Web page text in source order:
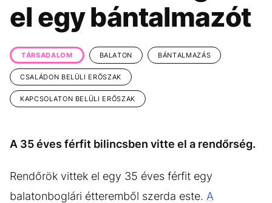
ÉLETMÓD DESIGN
BESZÉLGETÉSEK ARCOK
VIDEÓ
GASZTRO
el egy bántalmazót
TÁRSADALOM BALATON BÁNTALMAZÁS
CSALÁDON BELÜLI ERŐSZAK
KAPCSOLATON BELÜLI ERŐSZAK
A 35 éves férfit bilincsben vitte el a rendőrség.
Rendőrök vittek el egy 35 éves férfit egy
balatonboglári étteremből szerda este. A